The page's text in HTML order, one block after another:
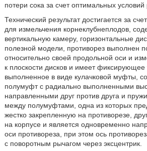
потери сока за счет оптимальных условий
Технический результат достигается за
для измельчения корнеклубнеплодов,
вертикальную камеру, горизонтальные
полезной модели, противорез выполнен
относительно своей продольной оси и
к плоскости дисков и имеет фиксирующее
выполненное в виде кулачковой муфты,
полумуфт с радиально выполненными
направленными друг против друга и
между полумуфтами, одна из которых
жестко закрепленную на противорезе,
на корпусе и является одновременно
оси противореза, при этом ось
с поворотным рычагом через эксцентрик.